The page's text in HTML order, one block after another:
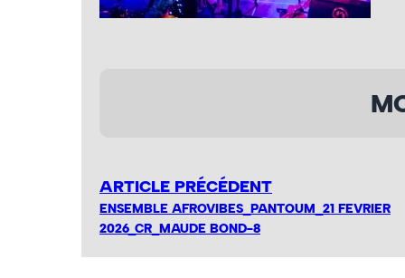
ARTICLE PRÉCÉDENT
ENSEMBLE AFROVIBES_PANTOUM_21 FEVRIER
2026_CR_MAUDE BOND-8